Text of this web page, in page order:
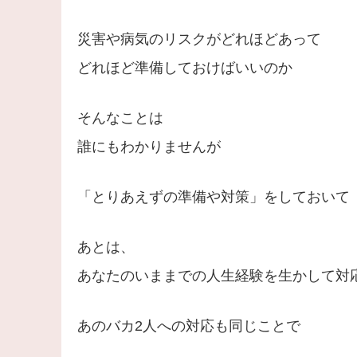
災害や病気のリスクがどれほどあって
どれほど準備しておけばいいのか
そんなことは
誰にもわかりませんが
「とりあえずの準備や対策」をしておいて
あとは、
あなたのいままでの人生経験を生かして対
あのバカ2人への対応も同じことで